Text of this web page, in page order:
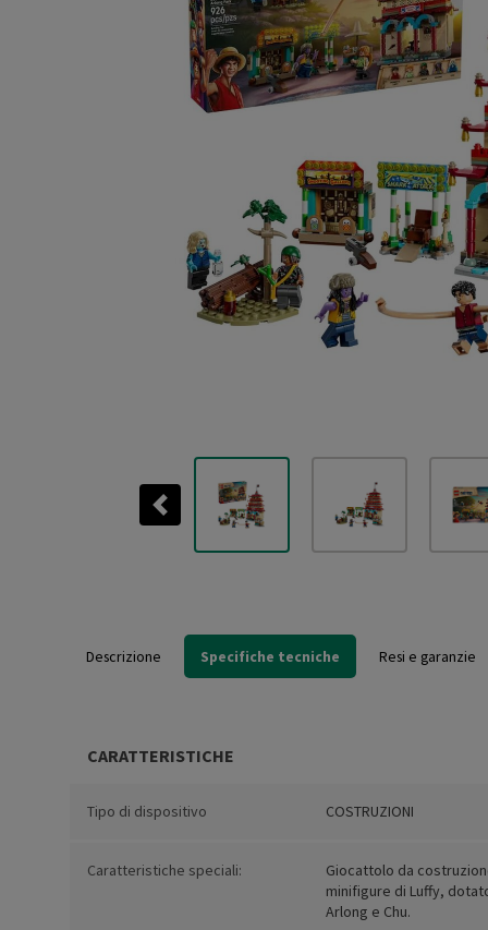
Previous
Descrizione Specifiche tecniche Resi e garanzie
CARATTERISTICHE
Tipo di dispositivo COSTRUZIONI
Caratteristiche speciali:
Giocattolo da
minifigure di Luffy,
Arlong e Chu.